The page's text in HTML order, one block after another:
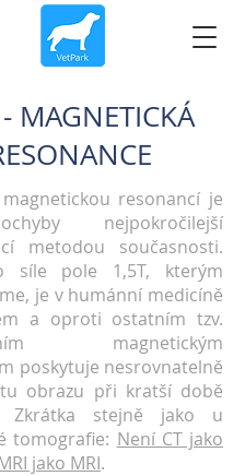
MAGNETICKÁ
resonancí je
nejpokročilejší
metodou současnosti.
síle pole 1,5T, kterým
je v humánní medicíně
a oproti ostatním tzv.
magnetickým
poskytuje nesrovnatelně
obrazu při kratší době
Zkrátka stejně jako u
tomografie: Není CT jako
jako MRI.